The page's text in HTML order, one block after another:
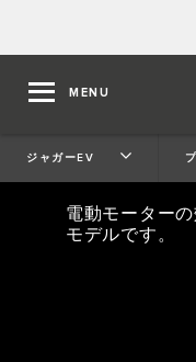
MENU
ジャガーEV​プラグイ
電動モーター
モデルです。